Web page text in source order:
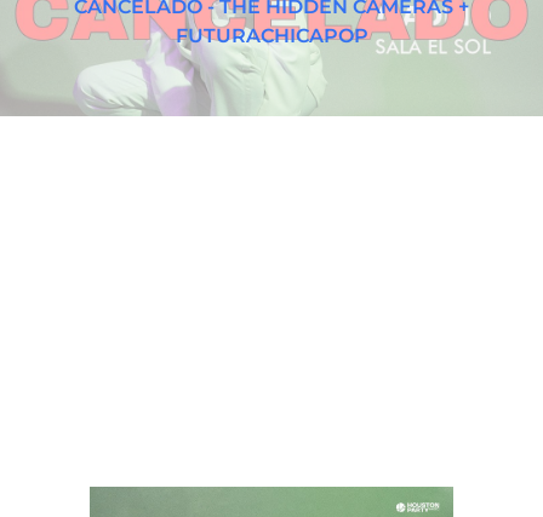
CANCELADO - THE HIDDEN CAMERAS +
FUTURACHICAPOP